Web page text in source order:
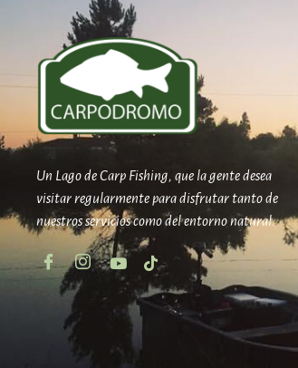
Un Lago de Carp Fishing, que la gente desea
visitar regularmente para disfrutar tanto de
nuestros servicios como del entorno natural.